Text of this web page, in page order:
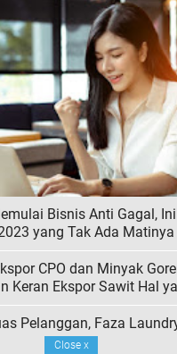
Bisnis Anti Gagal,
yang Tak Ada Matinya
CPO dan Minyak
Keran Ekspor Sawit Hal
Pelanggan, Faza
Close x